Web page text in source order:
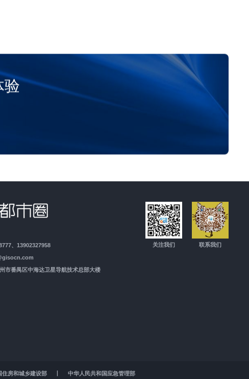
验
、13902327958
市番禺区中海达卫星导航技术总部大楼
关注我们 联系我们
住房和城乡建设部 中华人民共和国应急管理部